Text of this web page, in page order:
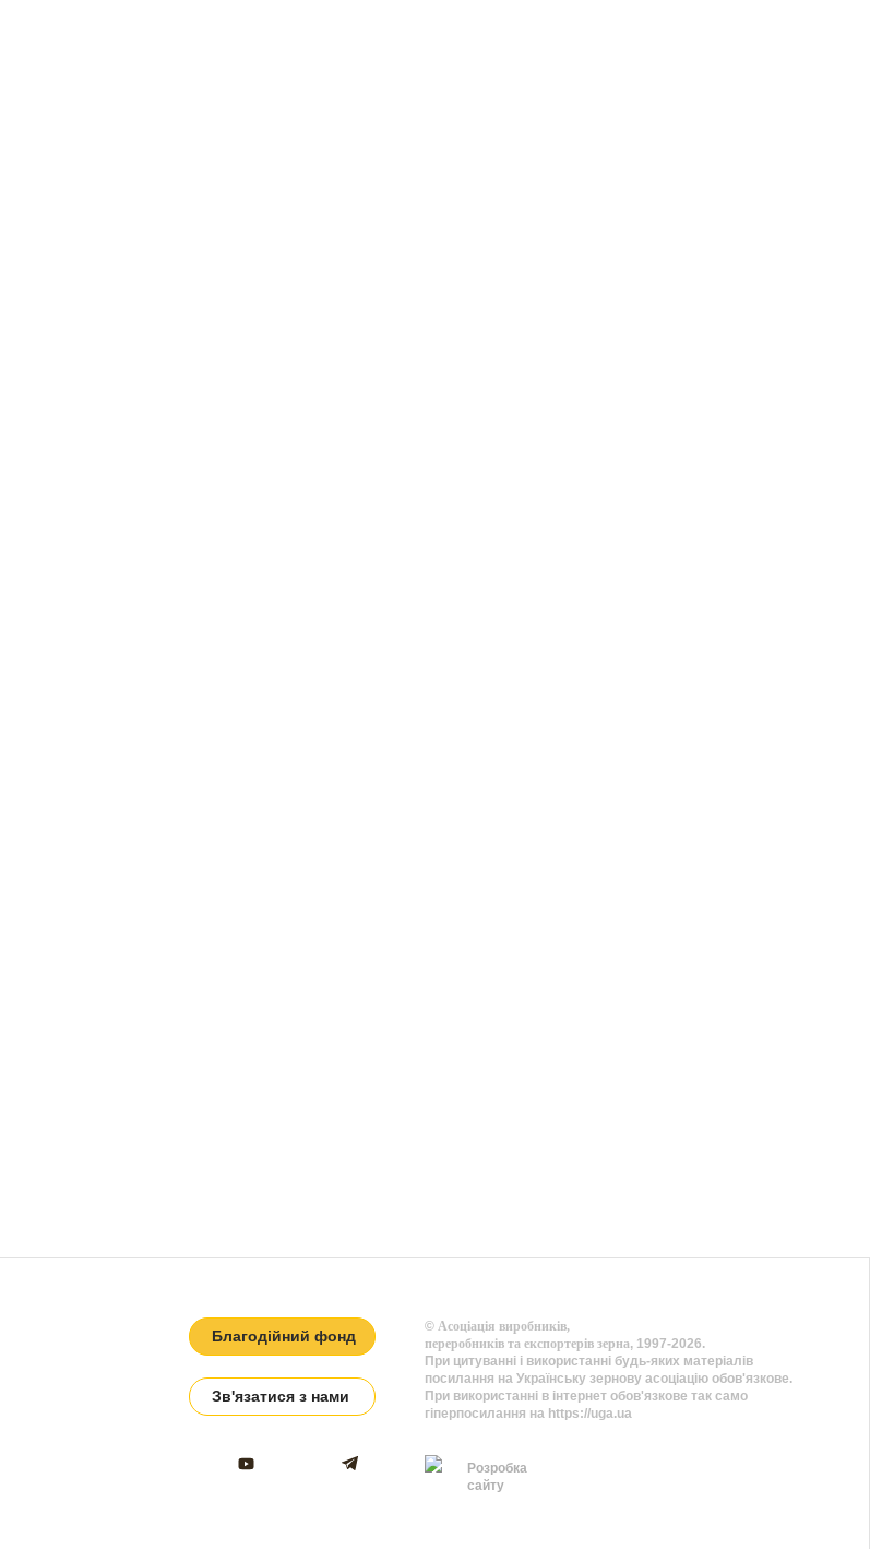
Благодійний фонд
Зв'язатися з нами
© Асоціація виробників,
переробників та експортерів зерна, 1997-2026.
При цитуванні і використанні будь-яких матеріалів
посилання на Українську зернову асоціацію обов'язкове.
При використанні в інтернет обов'язкове так само
гіперпосилання на https://uga.ua
Розробка
сайту